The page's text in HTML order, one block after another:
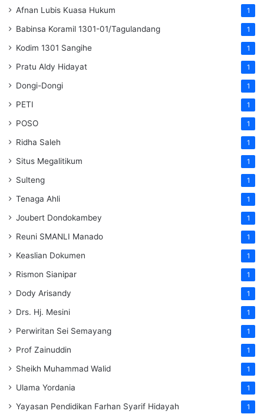
Afnan Lubis Kuasa Hukum 1
Babinsa Koramil 1301-01/Tagulandang 1
Kodim 1301 Sangihe 1
Pratu Aldy Hidayat 1
Dongi-Dongi 1
PETI 1
POSO 1
Ridha Saleh 1
Situs Megalitikum 1
Sulteng 1
Tenaga Ahli 1
Joubert Dondokambey 1
Reuni SMANLI Manado 1
Keaslian Dokumen 1
Rismon Sianipar 1
Dody Arisandy 1
Drs. Hj. Mesini 1
Perwiritan Sei Semayang 1
Prof Zainuddin 1
Sheikh Muhammad Walid 1
Ulama Yordania 1
Yayasan Pendidikan Farhan Syarif Hidayah 1